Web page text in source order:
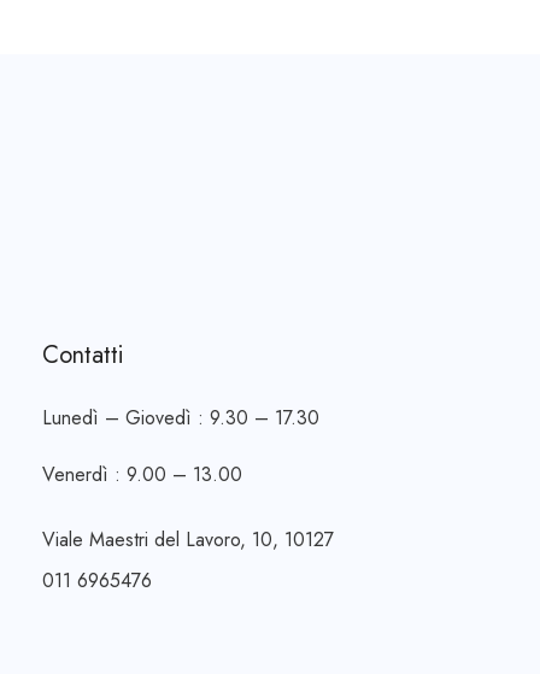
Contatti
Lunedì – Giovedì : 9.30 – 17.30
Venerdì : 9.00 – 13.00
Viale Maestri del Lavoro, 10, 10127
011 6965476